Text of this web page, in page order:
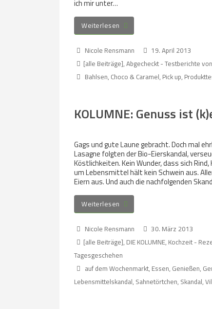
ich mir unter…
Weiterlesen
Nicole Rensmann
19. April 2013
[alle Beiträge],Abgecheckt - Testberichte
Bahlsen, Choco & Caramel, Pick up,
KOLUMNE: Genuss ist
Gags und gute Laune gebracht. Doch mal
Lasagne folgten der Bio-Eierskandal,
Köstlichkeiten. Kein Wunder, dass sich
um Lebensmittel hält kein Schwein aus.
Eiern aus. Und auch die nachfolgenden
Weiterlesen
Nicole Rensmann
30. März 2013
[alle Beiträge], DIE KOLUMNE, Kochzeit -
Tagesgeschehen
auf dem Wochenmarkt, Essen, Genießen,
Lebensmittelskandal, Sahnetörtchen, Skandal,